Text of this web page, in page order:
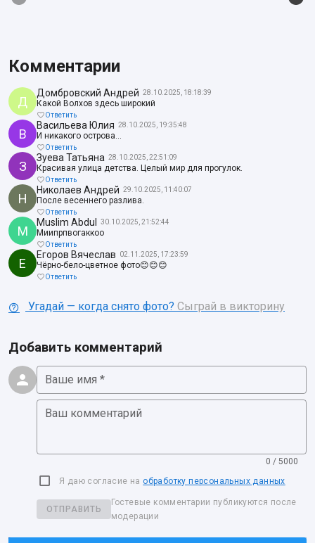
Комментарии
Д
Домбровский Андрей 28.10.2025, 18:18:39
Какой Волхов здесь широкий
Ответить
В
Васильева Юлия 28.10.2025, 19:35:48
И никакого острова...
Ответить
З
Зуева Татьяна 28.10.2025, 22:51:09
Красивая улица детства. Целый мир для прогулок.
Ответить
Н
Николаев Андрей 29.10.2025, 11:40:07
После весеннего разлива.
Ответить
M
Muslim Abdul 30.10.2025, 21:52:44
Миипрпвогаккоо
Ответить
Е
Егоров Вячеслав 02.11.2025, 17:23:59
Чёрно-бело-цветное фото😊😊😊
Ответить
Угадай — когда снято фото? Сыграй в викторину
Добавить комментарий
Ваше имя *
Ваш комментарий
0 / 5000
Я даю согласие на обработку персональных данных
ОТПРАВИТЬ
Гостевые комментарии публикуются после
модерации